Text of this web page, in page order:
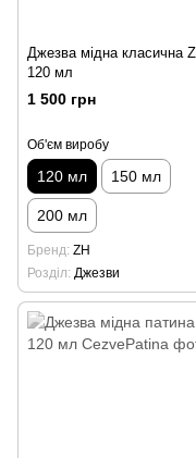
Джезва мідна класична
120 мл
1 500 грн
Об'єм виробу
120 мл 150 мл
200 мл
Бренд ZH
Розділ Джезви